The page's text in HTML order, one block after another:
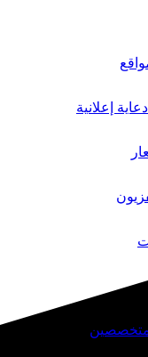
إعلانية